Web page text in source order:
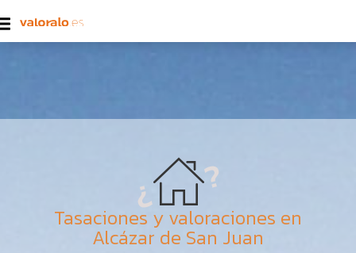
Tasaciones y valoraciones en
Alcázar de San Juan